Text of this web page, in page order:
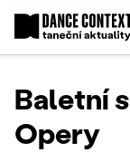
Baletní
Opery